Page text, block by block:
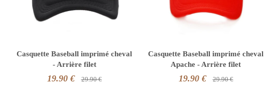
Casquette Baseball imprimé cheval
- Arrière filet
19.90 € 29.90 €
Casquette Baseball imprimé cheval
Apache - Arrière filet
19.90 € 29.90 €